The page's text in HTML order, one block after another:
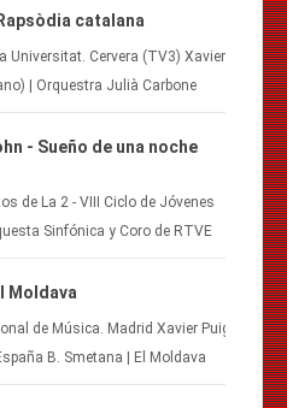
catalana
Universitat. Cervera (TV3) Xavier
| Orquestra Julià Carbone
- Sueño de una noche
de La 2 - VIII Ciclo de Jóvenes
Sinfónica y Coro de RTVE
Moldava
de Música. Madrid Xavier Puig
B. Smetana | El Moldava